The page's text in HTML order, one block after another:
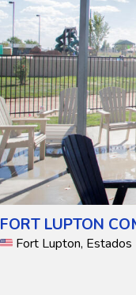
FORT LUPTON
Fort Lupton, Estados